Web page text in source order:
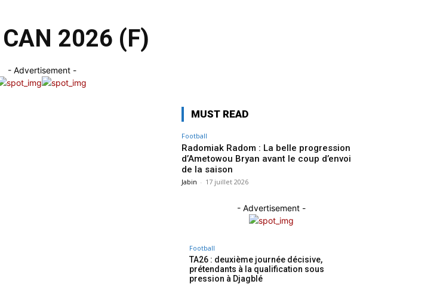
2026 (F)
- Advertisement -
MUST READ
Football
Radomiak Radom : La belle progression
d’Ametowou Bryan avant le coup d’envoi
de la saison
Jabin - 17 juillet 2026
- Advertisement -
Football
TA26 : deuxième journée décisive,
prétendants à la qualification sous
pression à Djagblé